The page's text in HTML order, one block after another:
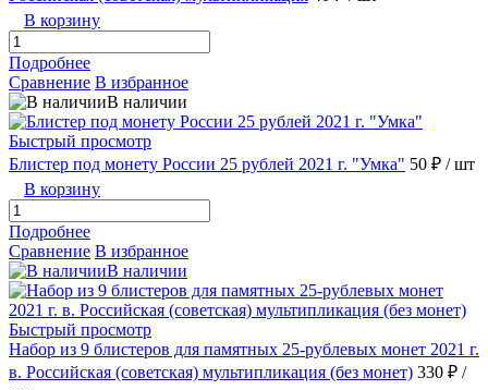
В корзину
Подробнее
Сравнение В избранное
В наличии
Быстрый просмотр
Блистер под монету России 25 рублей 2021 г. "Умка" 50 ₽ / шт
В корзину
Подробнее
Сравнение В избранное
В наличии
Быстрый просмотр
Набор из 9 блистеров для памятных 25-рублевых монет 2021 г.
в. Российская (советская) мультипликация (без монет) 330 ₽ /